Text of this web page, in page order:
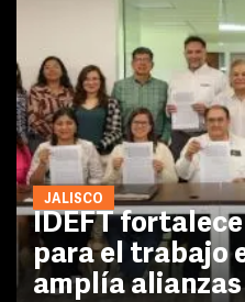
JALISCO
IDEFT
para el trabajo
amplía alianzas